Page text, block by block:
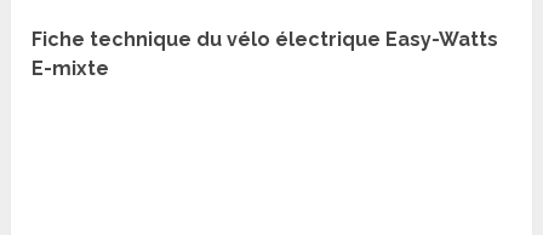
Fiche technique du vélo électrique Easy-Watts
E-mixte